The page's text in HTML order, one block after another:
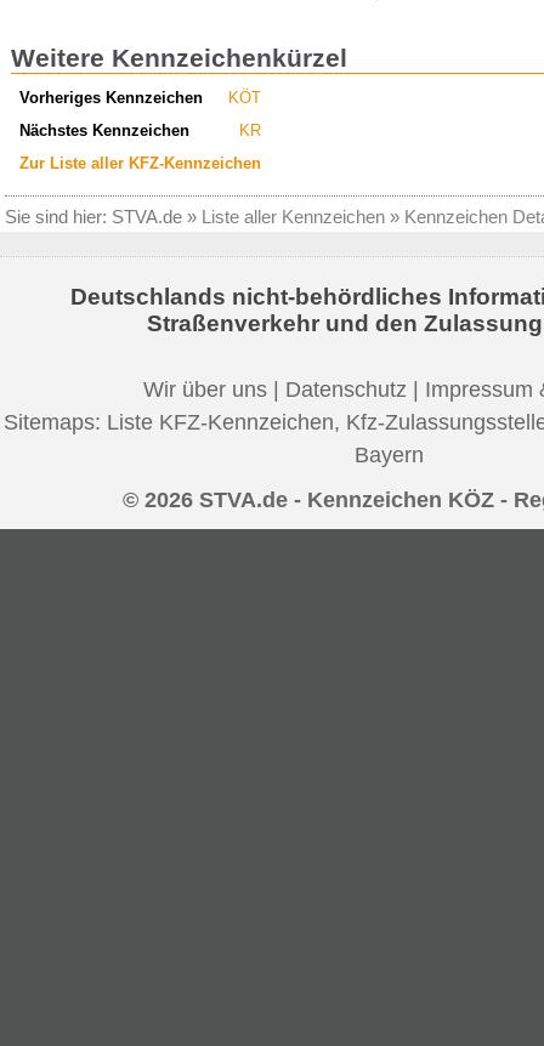
Weitere Kennzeichenkürzel
Vorheriges Kennzeichen
KÖT
Nächstes Kennzeichen
KR
Zur Liste aller KFZ-Kennzeichen
Sie sind hier: STVA.de » Liste aller Kennzeichen » Kennzeichen
Deutschlands nicht-behördliches
Straßenverkehr und den
Wir über uns | Datenschutz | Impressum
Sitemaps: Liste KFZ-Kennzeichen, Kfz-
Bayern
© 2026 STVA.de - Kennzeichen KÖZ -